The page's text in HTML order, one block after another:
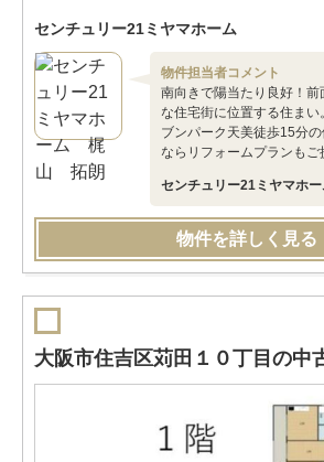
センチュリー21ミヤマホーム
物件担当者コメント
南向きで陽当たり良好！
な住宅街に位置する住ま
ブンパーク天美徒歩15分
ならリフォームプランもご
センチュリー21ミヤマホ
物件を詳しく見る
大阪市住吉区苅田１０丁目の中